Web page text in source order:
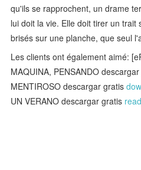
qu'ils se rapprochent, un drame
lui doit la vie. Elle doit tirer un trait
brisés sur une planche, que seul
Les clients ont également aimé:
MAQUINA, PENSANDO
MENTIROSO descargar gratis
UN VERANO descargar gratis